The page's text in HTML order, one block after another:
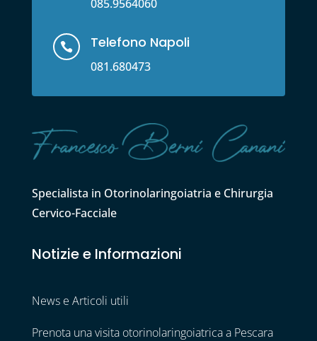
085.9564060
 Telefono Napoli
081.680473
Specialista in Otorinolaringoiatria e Chirurgia
Cervico-Facciale
Notizie e Informazioni
News e Articoli utili
Prenota una visita otorinolaringoiatrica a Pescara